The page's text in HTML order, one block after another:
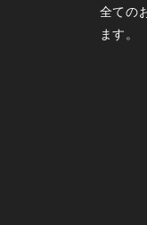
全ての
ます。